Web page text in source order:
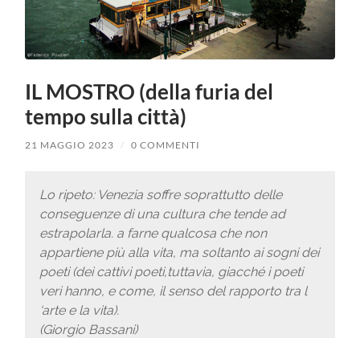
IL MOSTRO (della furia del
tempo sulla città)
21 MAGGIO 2023 / 0 COMMENTI
Lo ripeto: Venezia soffre soprattutto delle
conseguenze di una cultura che tende ad
estrapolarla. a farne qualcosa che non
appartiene più alla vita, ma soltanto ai sogni dei
poeti (dei cattivi poeti,tuttavia, giacché i poeti
veri hanno, e come, il senso del rapporto tra l
‘arte e la vita).
(Giorgio Bassani)